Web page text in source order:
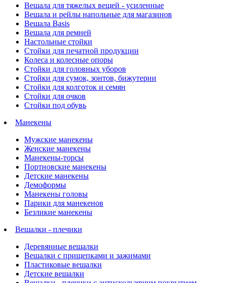
Вешала для тяжелых вещей - усиленные
Вешала и рейлы напольные для магазинов
Вешала Basis
Вешала для ремней
Настольные стойки
Стойки для печатной продукции
Колеса и колесные опоры
Стойки для головных уборов
Стойки для сумок, зонтов, бижутерии
Стойки для колготок и семян
Стойки для очков
Стойки под обувь
Манекены
Мужские манекены
Женские манекены
Манекены-торсы
Портновские манекены
Детские манекены
Демоформы
Манекены головы
Парики для манекенов
Безликие манекены
Вешалки - плечики
Деревянные вешалки
Вешалки с прищепками и зажимами
Пластиковые вешалки
Детские вешалки